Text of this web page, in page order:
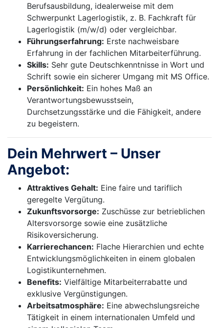
Berufsausbildung, idealerweise mit dem
Schwerpunkt Lagerlogistik, z. B. Fachkraft für
Lagerlogistik (m/w/d) oder vergleichbar.
Führungserfahrung: Erste nachweisbare
Erfahrung in der fachlichen Mitarbeiterführung.
Skills: Sehr gute Deutschkenntnisse in Wort und
Schrift sowie ein sicherer Umgang mit MS Office.
Persönlichkeit: Ein hohes Maß an
Verantwortungsbewusstsein,
Durchsetzungsstärke und die Fähigkeit, andere
zu begeistern.
Dein Mehrwert – Unser
Angebot:
Attraktives Gehalt: Eine faire und tariflich
geregelte Vergütung.
Zukunftsvorsorge: Zuschüsse zur betrieblichen
Altersvorsorge sowie eine zusätzliche
Risikoversicherung.
Karrierechancen: Flache Hierarchien und echte
Entwicklungsmöglichkeiten in einem globalen
Logistikunternehmen.
Benefits: Vielfältige Mitarbeiterrabatte und
exklusive Vergünstigungen.
Arbeitsatmosphäre: Eine abwechslungsreiche
Tätigkeit in einem internationalen Umfeld und